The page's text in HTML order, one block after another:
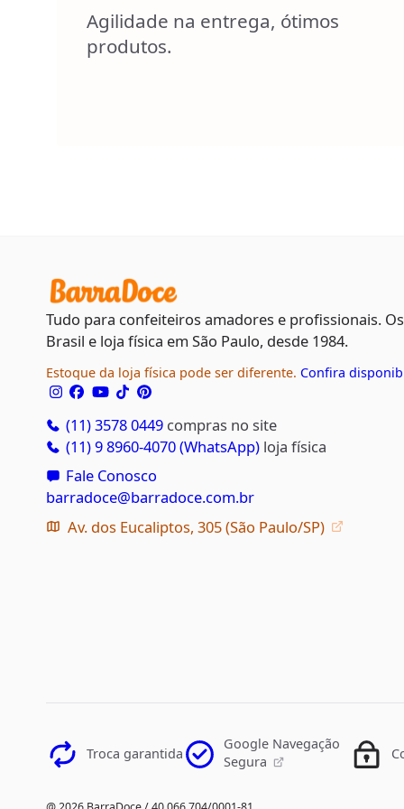
Agilidade na entrega, ótimos
produtos.
Tudo para confeiteiros amadores e profissionais.
Brasil e loja física em São Paulo, desde 1984.
Estoque da loja física pode ser diferente. Confira
(11) 3578 0449 compras no site
(11) 9 8960-4070 (WhatsApp) loja física
Fale Conosco
barradoce@barradoce.com.br
Av. dos Eucaliptos, 305 (São Paulo/SP)
Troca garantida
Google Navegação
Segura